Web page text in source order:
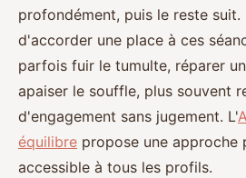
profondément, puis le reste suit.
d'accorder une place à ces
parfois fuir le tumulte, réparer
apaiser le souffle, plus souvent
d'engagement sans jugement. L'
équilibre propose une approche
accessible à tous les profils.